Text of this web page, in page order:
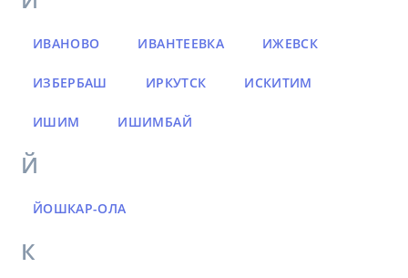
ИВАНОВО ИВАНТЕЕВКА ИЖЕВСК
ИЗБЕРБАШ ИРКУТСК ИСКИТИМ
ИШИМ ИШИМБАЙ
Й
ЙОШКАР-ОЛА
К